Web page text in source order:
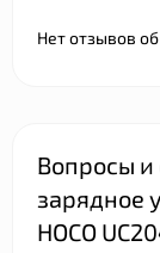
Нет отзывов
Вопросы и
зарядное
HOCO